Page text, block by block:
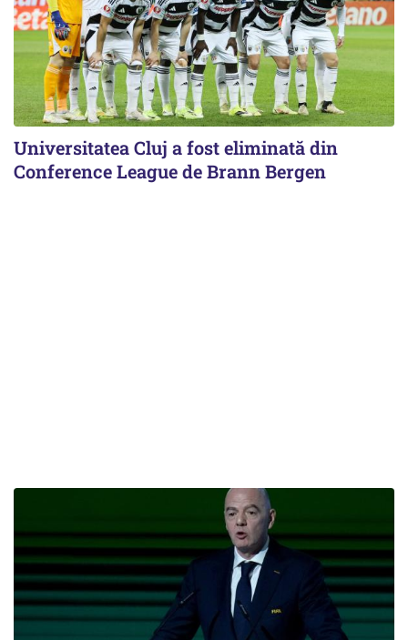
Universitatea Cluj a fost eliminată din
Conference League de Brann Bergen